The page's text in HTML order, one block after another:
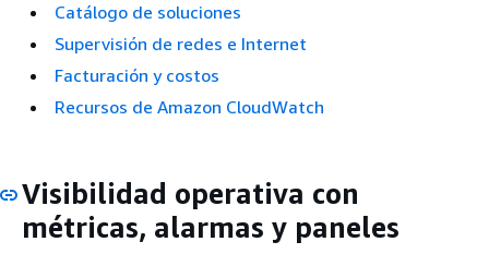
Catálogo de soluciones
Supervisión de redes e Internet
Facturación y costos
Recursos de Amazon CloudWatch
Visibilidad operativa con
métricas, alarmas y paneles